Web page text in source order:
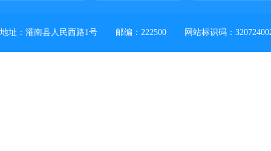
地址：灌南县人民西路1号 邮编：222500 网站标识码：